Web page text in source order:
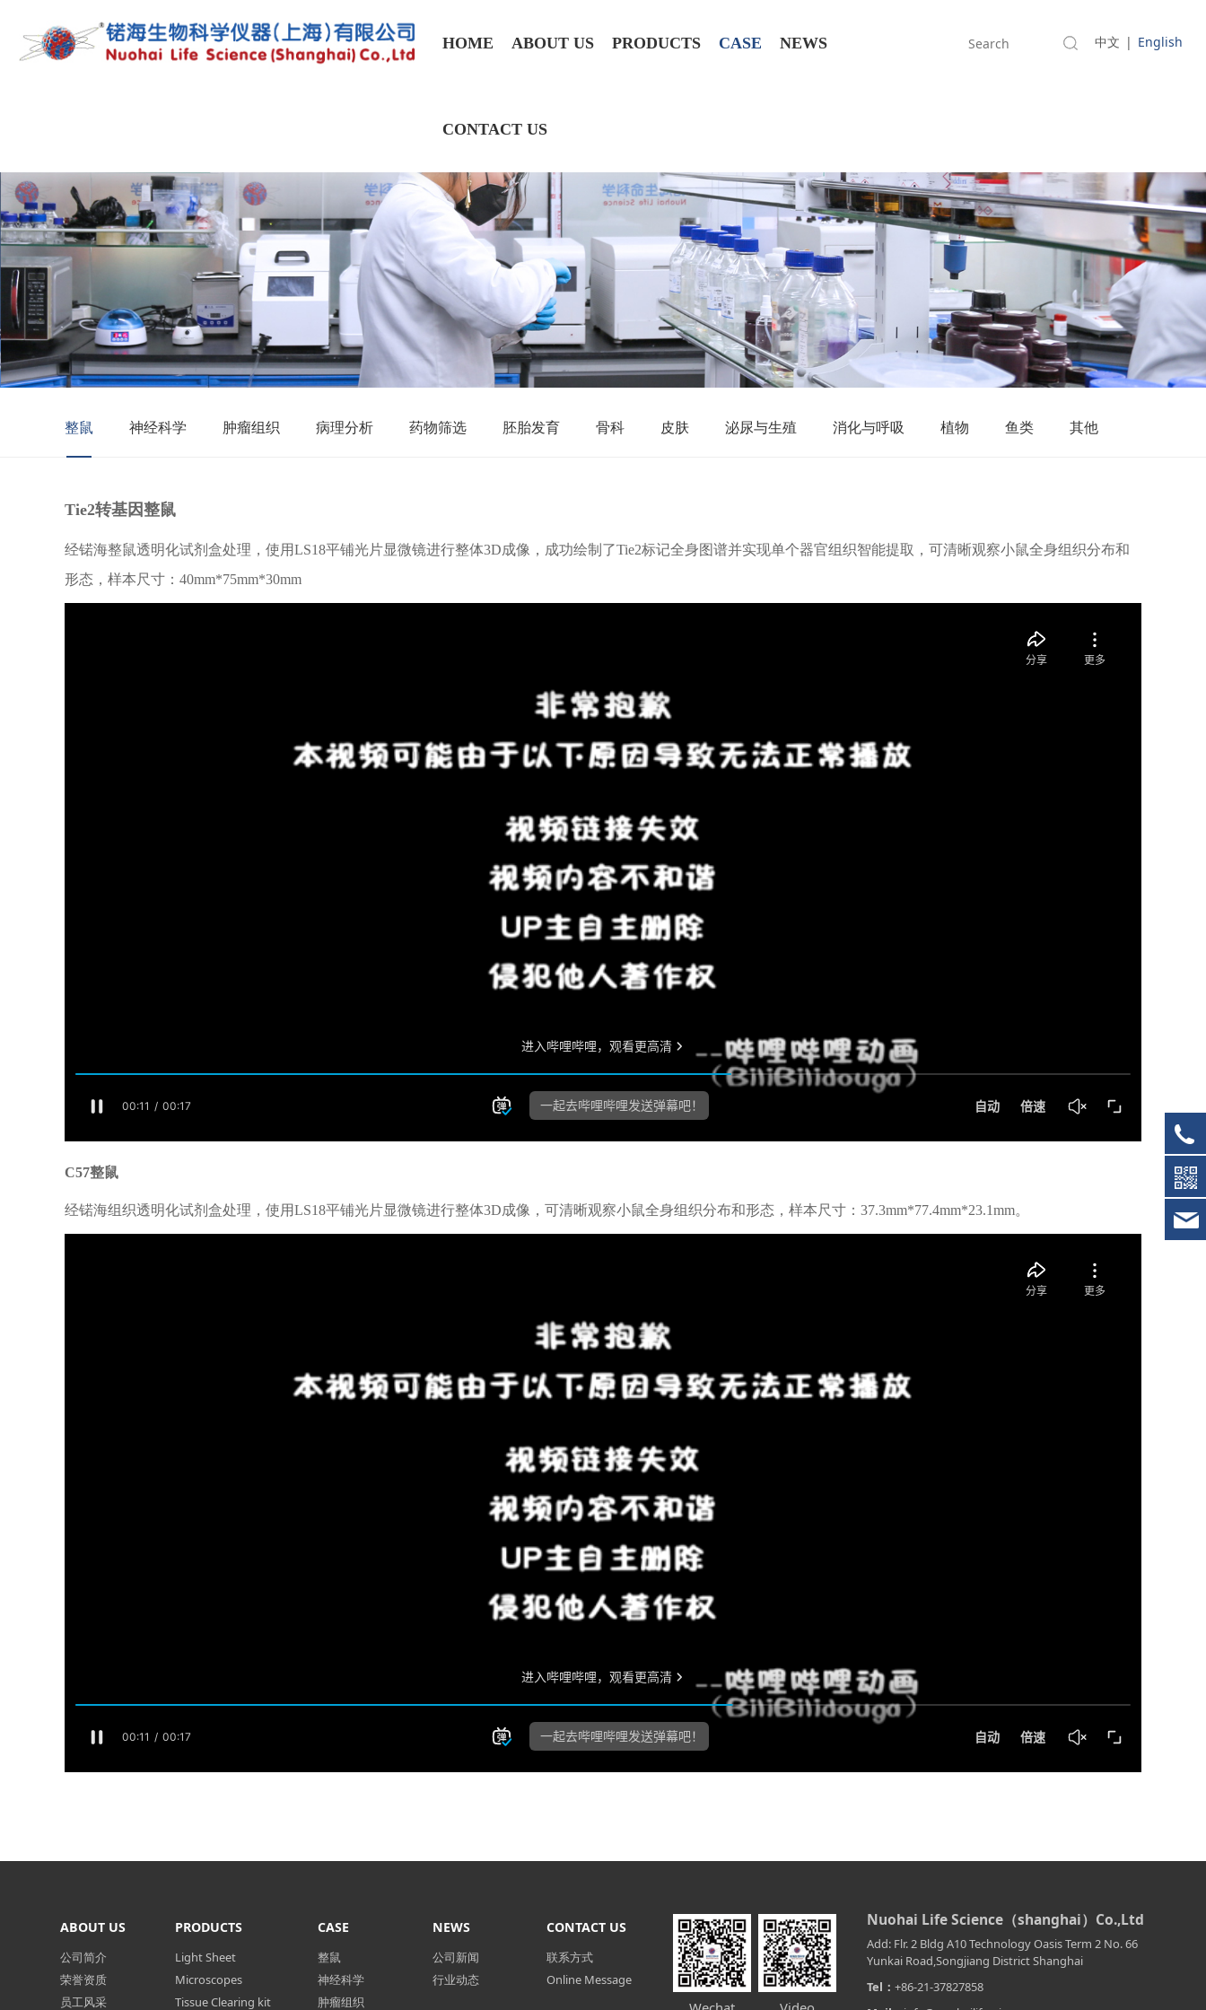
中文 | English
HOME ABOUT US PRODUCTS CASE NEWS
CONTACT US
整鼠 神经科学 肿瘤组织 病理分析 药物筛选 胚胎发育 骨科 皮肤 泌尿与生殖 消化与呼吸 植物 鱼类 其他
Tie2转基因整鼠
经锘海整鼠透明化试剂盒处理，使用LS18平铺光片显微镜进行整体3D成像，成功绘制了Tie2标记全身图谱并实现单个器官组织智能提取，可清晰观察小鼠全身组织分布和
形态， 样本尺寸：40mm*75mm*30mm
C57整鼠
经锘海组织透明化试剂盒处理，使用LS18平铺光片显微镜进行整体3D成像，可清晰观察小鼠全身组织分布和形态，样本尺寸：37.3mm*77.4mm*23.1mm。
ABOUT US
公司简介
荣誉资质
员工风采
PRODUCTS
Light Sheet
Microscopes
Tissue Clearing kit
CASE
整鼠
神经科学
肿瘤组织
NEWS
公司新闻
行业动态
CONTACT US
联系方式
Online Message
Nuohai Life Science（shanghai）Co.,Ltd
Add: Flr. 2 Bldg A10 Technology Oasis Term 2 No. 66
Yunkai Road,Songjiang District Shanghai
Tel：+86-21-37827858